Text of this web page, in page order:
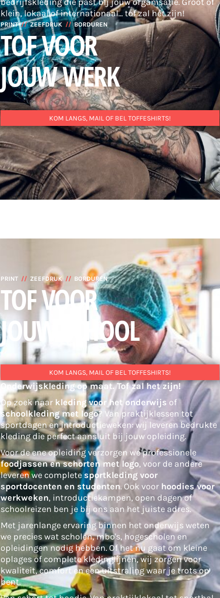
klein, lokaal of internationaal... tof zal het zijn!
PRINT // ZEEFDRUK // BORDUREN
TOF VOOR
JOUW WERK
KOM LANGS, MAIL OF BEL TOFFESHIRTS!
PRINT // ZEEFDRUK // BORDUREN
TOF VOOR
JOUW SCHOOL
KOM LANGS, MAIL OF BEL TOFFESHIRTS!
Onderwijskleding op maat. Tof zal het zijn!
Op zoek naar kleding voor het onderwijs of
schoolkleding met logo? Van praktijklessen tot
sportdagen en introductieweken: wij leveren bedrukte
kleding die perfect aansluit bij jouw opleiding.
Voor de ene opleiding verzorgen we professionele
foodjassen en schorten met logo, voor de andere
leveren we completesportkleding voor
sportdocenten en studenten. Ook voor hoodies voor
werkweken, introductiekampen, open dagen of
schoolreizen ben je bij ons aan het juiste adres.
Met jarenlange ervaring binnen het onderwijs weten
we precies wat scholen, mbo's, hogescholen en
opleidingen nodig hebben. Of het nu gaat om kleine
oplages of complete kledinglijnen, wij zorgen voor
kwaliteit, comfort en een uitstraling waar je trots op
bent.